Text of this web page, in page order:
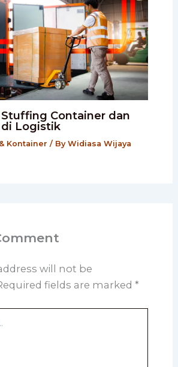
Container dan
di Logistik
Kontainer / By Widiasa Wijaya
will not be
fields are marked *